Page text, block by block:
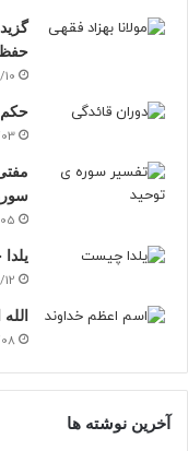
حکم
آخرین نوشته ها